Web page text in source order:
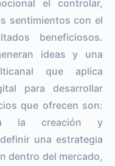
el controlar,
sentimientos con el
beneficiosos.
ideas y una
que aplica
para desarrollar
que ofrecen son:
la creación y
una estrategia
dentro del mercado,